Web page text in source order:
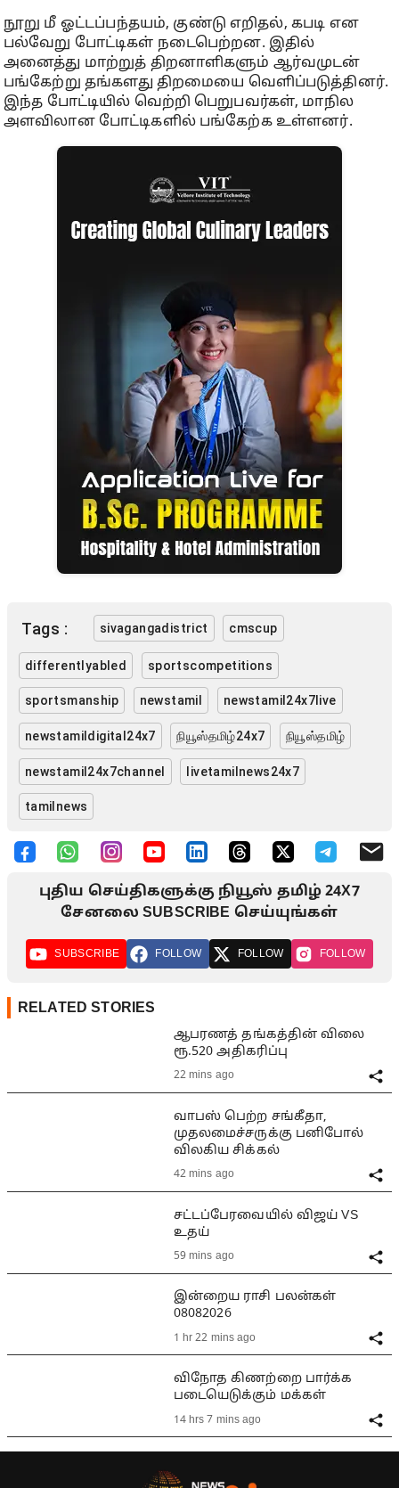
நூறு மீ ஓட்டப்பந்தயம், குண்டு எறிதல், கபடி என
பல்வேறு போட்டிகள் நடைபெற்றன. இதில்
அனைத்து மாற்றுத் திறனாளிகளும் ஆர்வமுடன்
பங்கேற்று தங்களது திறமையை வெளிப்படுத்தினர்.
இந்த போட்டியில் வெற்றி பெறுபவர்கள், மாநில
அளவிலான போட்டிகளில் பங்கேற்க உள்ளனர்.
Tags : sivagangadistrict cmscup
differentlyabled sportscompetitions
sportsmanship newstamil newstamil24x7live
newstamildigital24x7 நியூஸ்தமிழ்24x7 நியூஸ்தமிழ்
newstamil24x7channel livetamilnews24x7
tamilnews
புதிய செய்திகளுக்கு நியூஸ் தமிழ் 24X7
சேனலை SUBSCRIBE செய்யுங்கள்
SUBSCRIBE FOLLOW FOLLOW FOLLOW
RELATED STORIES
ஆபரணத் தங்கத்தின் விலை
ரூ.520 அதிகரிப்பு
22 mins ago
வாபஸ் பெற்ற சங்கீதா,
முதலமைச்சருக்கு பனிபோல்
விலகிய சிக்கல்
42 mins ago
சட்டப்பேரவையில் விஜய் VS
உதய்
59 mins ago
இன்றைய ராசி பலன்கள்
08082026
1 hr 22 mins ago
விநோத கிணற்றை பார்க்க
படையெடுக்கும் மக்கள்
14 hrs 7 mins ago